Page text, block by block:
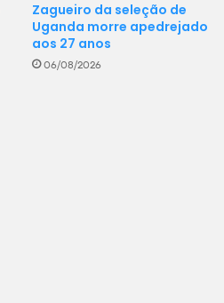
Zagueiro da seleção de
Uganda morre apedrejado
aos 27 anos
06/08/2026